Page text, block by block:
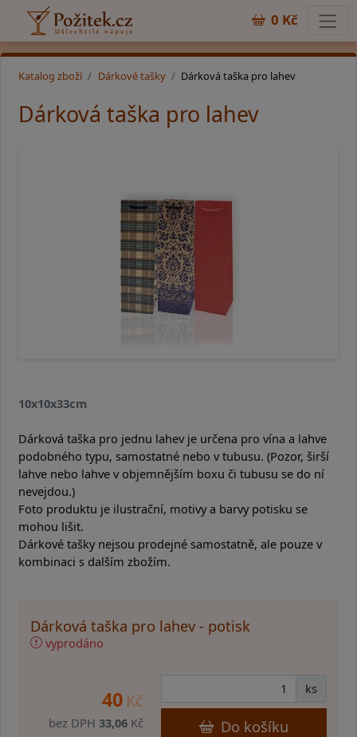
0 Kč
Katalog zboží Dárkové tašky Dárková taška pro lahev
Dárková taška pro lahev
10x10x33cm
Dárková taška pro jednu lahev je určena pro vína a lahve
podobného typu, samostatné nebo v tubusu. (Pozor, širší
lahve nebo lahve v objemnějším boxu či tubusu se do ní
nevejdou.)
Foto produktu je ilustrační, motivy a barvy potisku se
mohou lišit.
Dárkové tašky nejsou prodejné samostatně, ale pouze v
kombinaci s dalším zbožím.
Dárková taška pro lahev - potisk
vyprodáno
40 Kč
bez DPH33,06 Kč
ks
Do košíku